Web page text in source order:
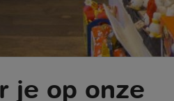
je op onze